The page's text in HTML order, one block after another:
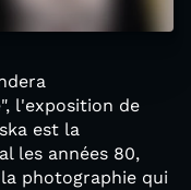
l'exposition de
est la
les années 80,
photographie qui